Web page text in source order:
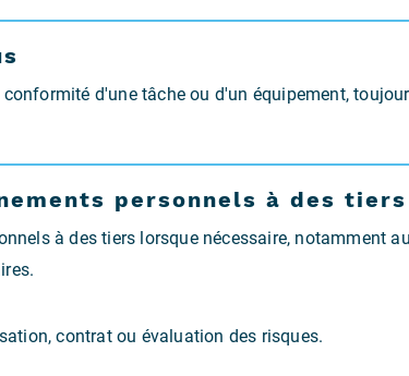
d'une tâche ou d'un équipement,
personnels à des tiers
à des tiers lorsque nécessaire, notamment
contrat ou évaluation des risques.